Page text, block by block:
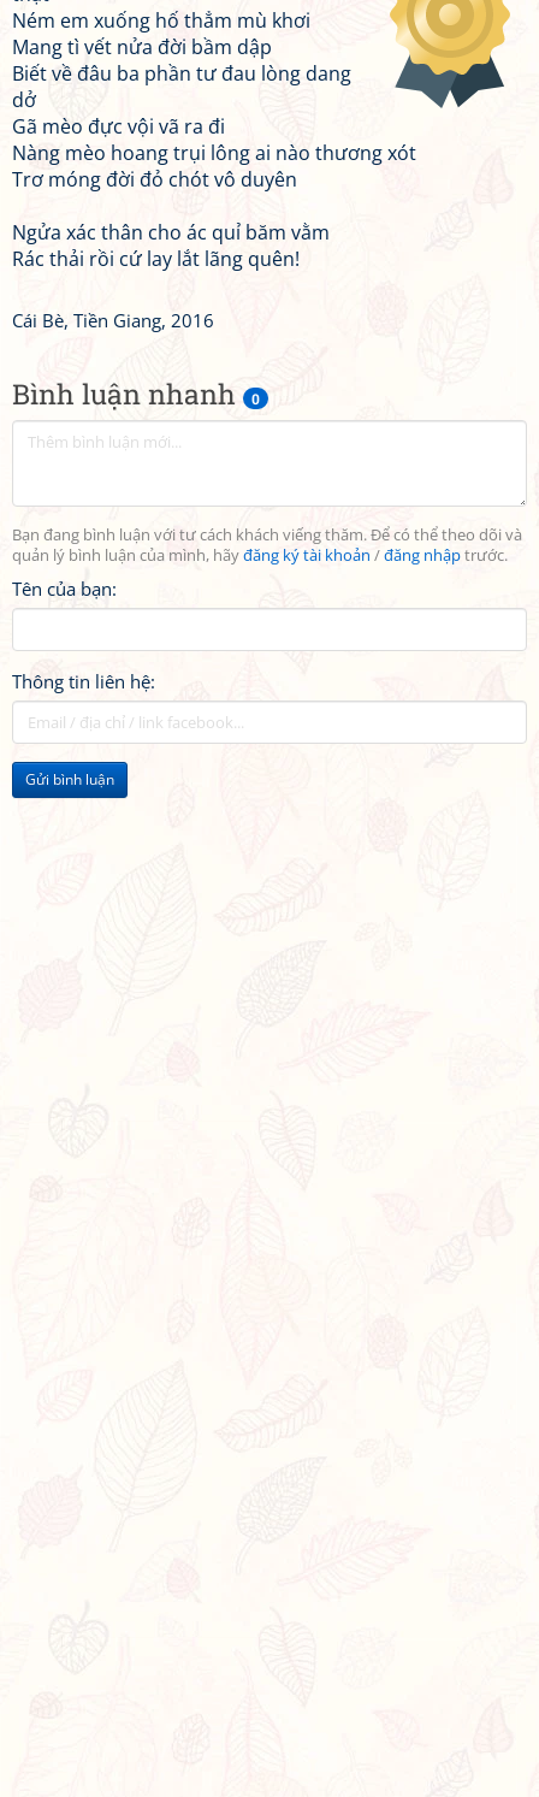
Bình luận nhanh 0
Bạn đang bình luận với tư cách khách viếng thăm. Để có thể theo dõi và
quản lý bình luận của mình, hãyđăng ký tài khoản /đăng nhậptrước.
Tên của bạn:
Thông tin liên hệ:
Gửi bình luận
Ném em xuống hố thẳm mù khơi
Mang tì vết nửa đời bầm dập
Biết về đâu ba phần tư đau lòng dang
dở
Gã mèo đực vội vã ra đi
Nàng mèo hoang trụi lông ai nào thương xót
Trơ móng đời đỏ chót vô duyên
Ngửa xác thân cho ác quỉ băm vằm
Rác thải rồi cứ lay lắt lãng quên!
Cái Bè, Tiền Giang, 2016